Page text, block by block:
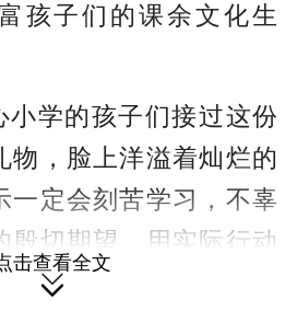
孩子们的课余文化生
小学的孩子们接过这份
物，脸上洋溢着灿烂的
一定会刻苦学习，不辜
殷切期望，用实际行动
击查看全文
